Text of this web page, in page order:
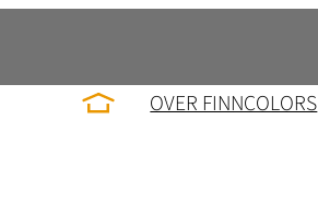
OVER FINNCOLORS